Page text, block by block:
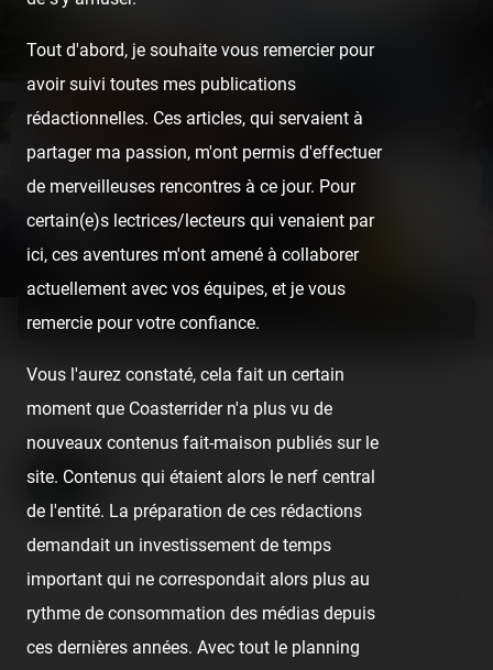
Machine à airtimes ! \o/
Walibi Holland
Published 7 years ago by Coasterrider
👍 24
C'est après 5h de route qu'on a débarqué à Walibi
Tout d'abord, je souhaite vous remercier pour
avoir suivi toutes mes publications
rédactionnelles. Ces articles, qui servaient à
partager ma passion, m'ont permis d'effectuer
de merveilleuses rencontres à ce jour. Pour
certain(e)s lectrices/lecteurs qui venaient par
ici, ces aventures m'ont amené à collaborer
actuellement avec vos équipes, et je vous
remercie pour votre confiance.
Vous l'aurez constaté, cela fait un certain
moment que Coasterrider n'a plus vu de
nouveaux contenus fait-maison publiés sur le
site. Contenus qui étaient alors le nerf central
de l'entité. La préparation de ces rédactions
demandait un investissement de temps
important qui ne correspondait alors plus au
rythme de consommation des médias depuis
ces dernières années. Avec tout le planning